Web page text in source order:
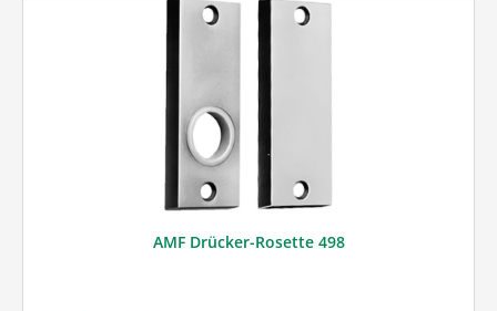
AMF Drücker-Rosette 498